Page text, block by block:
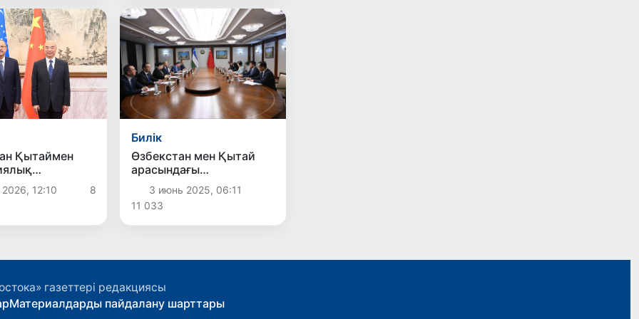
Қытаймен
одан
мүдделі
12:10
8
Билік
Өзбекстан мен Қытай
арасындағы
аймақаралық
ынтымақтастық дамып
келеді
3 июнь 2025, 06:11
11 033
газеттері редакциясы
Материалдарды пайдалану шарттары